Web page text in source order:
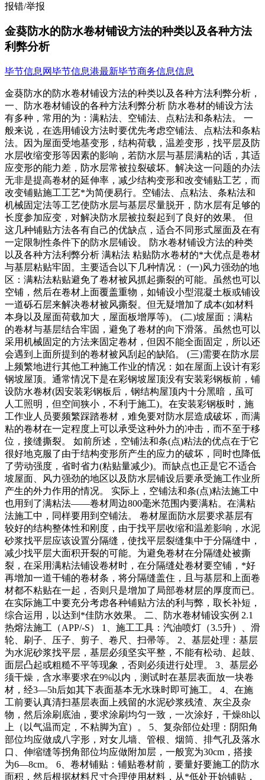
报错/举报
金葵防水的防水卷材铺设方法的种类以及各种方法
利弊分析
毕节信息网毕节信息港最新毕节商务信息信息
金葵防水的防水卷材铺设方法的种类以及各种方法利弊分析，
一、防水卷材铺设的各种方法利弊分析 防水卷材的铺设方法
有多种，常用的为：满粘法、空铺法、点粘法和条粘法。 一
般来说，在选用铺设方法时要优先考虑空铺法、点粘法和条粘
法。因为屋面受地基变形，结构荷载，温差变形，找平层及防
水层收缩变形等因素的影响，若防水层与基层满粘的话，其适
应变形的能力差，防水层常被拉裂破坏。解决这一问题的办法
无非是提高卷材的延伸率，减少结构变形和改变铺贴工艺，而
改变铺贴施工工艺*为简便易行。空铺法、点粘法、条粘法和
机械固定法等工艺使防水层与基层尽量脱开，防水层有足够的
长度参加应变，对解决防水层被拉裂起到了良好的效果。 但
这几种铺贴方法各有自己的优缺点，适合不同形式屋面及在有
一定限制性条件下的防水层铺设。 防水卷材铺设方法的种类
以及各种方法利弊分析 满粘法 粘贴防水卷材的*大优点是卷材
与基层粘贴牢固。主要适合以下几种情况： (一)风力强劲的地
区：满粘法粘贴避免了卷材被风抓起撕裂的可能。虽然也可以
空铺，然后在卷材上面覆盖重物，如铺设小型混凝土板或铺设
一道砾石层来解决卷材被风撕裂。但无疑增加了成本(如材料
本身以及屋面荷载加大，屋面板增厚等)。 (二)坡屋面；满粘
的卷材与基层结合牢固，避免了卷材的向下滑落。虽然也可以
采用机械固定的方法来固定卷材，但因不能全面固定，所以还
会遇到上面所提到的卷材被风刮起的缺陷。 (三)需要在防水层
上频繁地进行其他工种施工作业的情况：如在屋面上设计有彩
钢坡屋顶。通常情况下是在彩钢坡屋顶没有安装彩钢板前，铺
设防水卷材(因安装彩钢板后，钢结构屋顶内十分黑暗，虽可
人工照明，但空间狭小，不利于施工)。在安装彩钢板时，施
工作业人员要频繁踩踏卷材，难免要对防水层造成破坏，而满
粘的卷材在一定程度上可以承受这种外力的冲击，而不至于移
位，接缝撕裂。 如前所述，空铺法和条(点)粘法的优点在于它
很好地克服了由于结构变形所产生的应力的破坏，同时也降低
了劳动强度，省时省力(粘贴量减少)。而缺点也正是它不适合
坡屋面、风力强劲的地区以及防水层铺设后要承受施工作业所
产生的外力作用的情况。 实际上，空铺法和条(点)粘法施工中
也用到了满粘法——卷材周边800毫米范围内要满粘。在满粘
法施工中，同样要用到空铺法。 卷材屋面防水层要求基层有
较好的结构整体性和刚度，由于找平层收缩和温差影响，水泥
砂浆找平层应该设置分隔缝，使找平层裂缝集中于分隔缝中，
减少找平层大面积开裂的可能。为避免卷材在分隔缝处被撕
裂，在采用满粘法铺设卷材时，在分隔缝处卷材要空铺，*好
再增加一道干铺的卷材条，将分隔缝盖住，且与基层和上面卷
材都不粘贴在一起，否则只是增加了局部卷材层的厚度而已。
在实际施工中要充分考虑各种铺贴方法的利与弊，取长补短，
综合运用，以达到*佳防水效果。 二、防水卷材铺设实例 2.1
热熔法施工（APP/-S） 1、施工工具：汽油喷灯（3.5升）、滑
轮、刷子、压子、剪子、卷尺、扫帚等。 2、基层处理：基层
为水泥砂浆找平层，基层必须坚实平整，不能有松动、起鼓、
面层凸起或粗糙不平等现象，否则必须进行处理。 3、基层必
须干燥，含水率要求在9%以内，测试时在基层表面放一块卷
材，经3—5h后如其下表面基本无水珠时即可施工。 4、在施
工前要认真清扫基层表面上残留的水泥砂浆残渣、灰尘及杂
物，然后涂刷底油，要求涂刷均匀一致，一次涂好，干燥8h以
上（以气温而定，不粘脚为宜）。 5、复杂部位处理：阴阳角
部位均应做成八字形，对女儿墙、管根、烟筒、排气孔及落水
口、伸缩缝等拐角部位均应做附加层，一般宽为30cm，搭接
为6—8cm。 6、卷材铺贴：铺贴卷材前，要量好要施工的防水
面积，然后根据材料尺寸合理使用材料，从*低处开始铺贴，